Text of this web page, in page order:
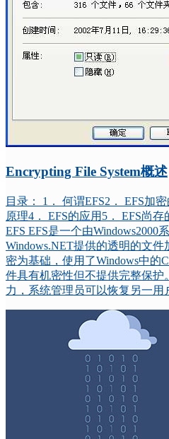
Encrypting File System概述
目录： 1． 何谓EFS2． EFS加
原理4． EFS的应用5． EFS尚
EFS EFS是一个由Windows2000
Windows.NET提供的透明的文
密为基础，使用了Windows中的
件具有机密性但不提供完整保护
力，系统管理员可以恢复另一用